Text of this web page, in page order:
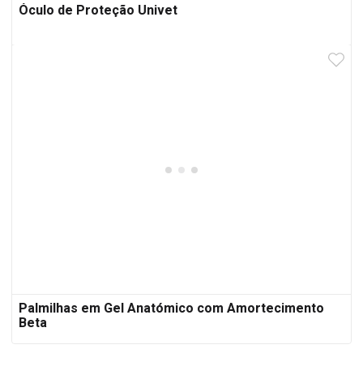
Óculo de Proteção Univet
Palmilhas em Gel Anatómico com Amortecimento
Beta